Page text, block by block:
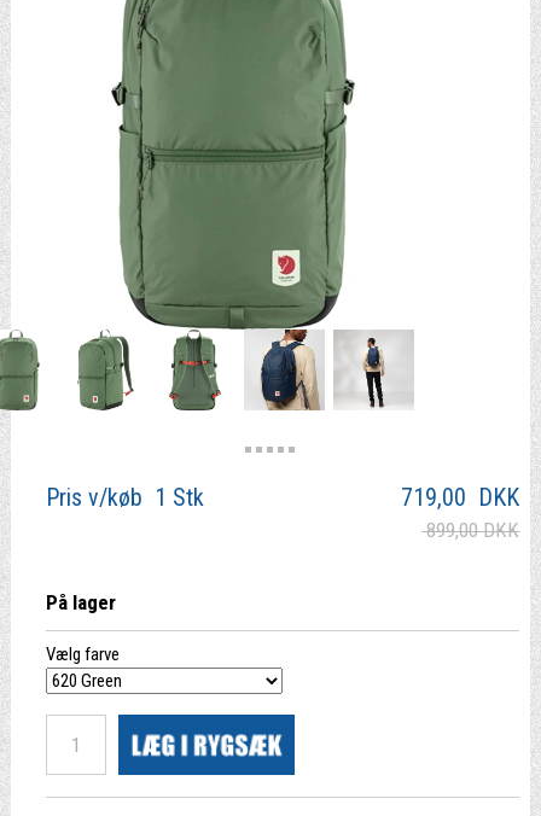
Pris v/køb 1 Stk 719,00 DKK
899,00 DKK
På lager
Vælg farve